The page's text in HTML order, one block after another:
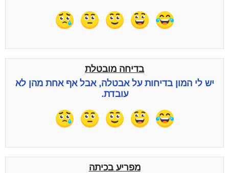
בדיחה מובטלת
יש לי המון בדיחות על אבטלה, אבל אף אחת מהן לא
עובדת.
מפריע בכיתה